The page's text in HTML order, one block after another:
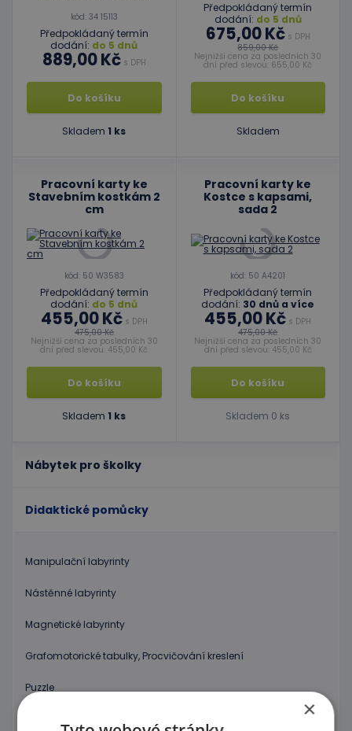
Nábytek pro školky
Didaktické pomůcky
Manipulační labyrinty
Nástěnné labyrinty
Magnetické labyrinty
Grafomotorické tabulky, Procvičování kreslení
Puzzle
kód: 34 15113
Předpokládaný termín
dodání: do 5 dnů
889,00 Kčs DPH
Do košíku
Skladem 1 ks
Předpokládaný termín
dodání: do 5 dnů
675,00 Kčs DPH
859,00 Kč
Nejnižší cena za posledních 30
dní před slevou: 655,00 Kč
Do košíku
Skladem
Pracovní karty ke
Stavebním kostkám 2
cm
kód: 50 W3583
Předpokládaný termín
dodání: do 5 dnů
455,00 Kčs DPH
475,00 Kč
Nejnižší cena za posledních 30
dní před slevou: 455,00 Kč
Do košíku
Skladem 1 ks
Pracovní karty ke
Kostce s kapsami,
sada 2
kód: 50 A4201
Předpokládaný termín
dodání: 30 dnů a více
455,00 Kč s DPH
475,00 Kč
Nejnižší cena za posledních 30
dní před slevou: 455,00 Kč
Do košíku
Skladem 0 ks
×